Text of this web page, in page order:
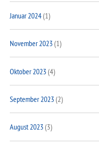
Januar 2024(1)
November 2023(1)
Oktober 2023(4)
September 2023(2)
August 2023(3)